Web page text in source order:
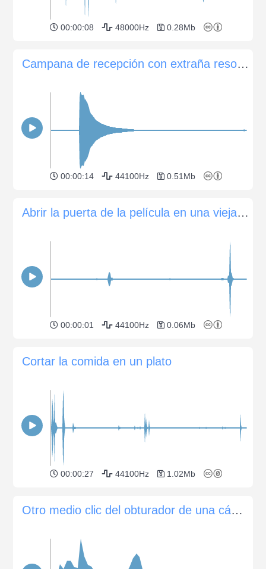
00:00:08 48000Hz 0.28Mb
Campana de recepción con extraña resonancia
00:00:14 44100Hz 0.51Mb
Abrir la puerta de la película en una vieja cámara de película Canon EOS 3 SLR
00:00:01 44100Hz 0.06Mb
Cortar la comida en un plato
00:00:27 44100Hz 1.02Mb
Otro medio clic del obturador de una cámara Canon EOS 60D